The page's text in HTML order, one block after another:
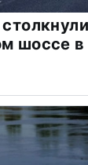
шоссе